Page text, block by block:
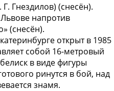
Г. Гнездилов) (снесён).
напротив
(снесён).
открыт в 1985
собой 16-метровый
в виде фигуры
ринутся в бой, над
знамя.